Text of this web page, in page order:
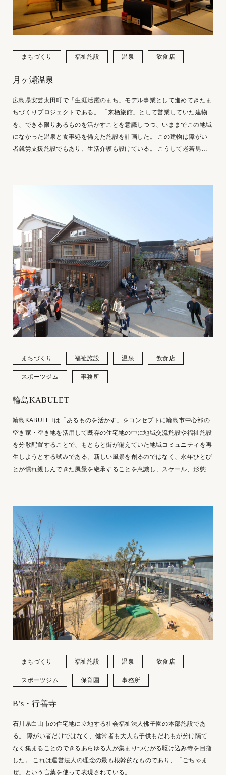
まちづくり 福祉施設 温泉 飲食店
月ヶ瀬温泉
広島県安芸太田町で「生涯活躍のまち」モデル事業として進めてきたま
ちづくりプロジェクトである。 「来栖旅館」として営業していた建物
を、できる限りあるものを活かすことを意識しつつ、いままでこの地域
になかった温泉と食事処を備えた施設を計画した。 この建物は障がい
者就労支援施設でもあり、生活介護も設けている。 こうして老若男女
まちづくり 福祉施設 温泉 飲食店
スポーツジム 事務所
輪島KABULET
輪島KABULETは「あるものを活かす」をコンセプトに輪島市中心部の
空き家・空き地を活用して既存の住宅地の中に地域交流施設や福祉施設
を分散配置することで、もともと街が備えていた地域コミュニティを再
生しようとする試みである。新しい風景を創るのではなく、永年ひとび
とが慣れ親しんできた風景を継承することを意識し、スケール、形態、
まちづくり 福祉施設 温泉 飲食店
スポーツジム 保育園 事務所
B’s・行善寺
石川県白山市の住宅地に立地する社会福祉法人佛子園の本部施設であ
る。 障がい者だけではなく、健常者も大人も子供もだれもが分け隔て
なく集まることのできるあらゆる人が集まりつながる駆け込み寺を目指
した。 これは運営法人の理念の最も根幹的なものであり、「ごちゃま
ぜ」という言葉を使って表現されている。